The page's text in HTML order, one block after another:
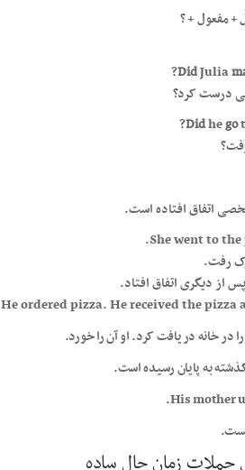
DidJulia
درست کرد؟
Didhego
اتفاق افتاده است.
She went to
رفت.
از دیگری اتفاق افتاد.
He ordered pizza. He received the pizza
در خانه دریافت کرد. او آن را خورد.
His mother
جملات زمان حال ساده